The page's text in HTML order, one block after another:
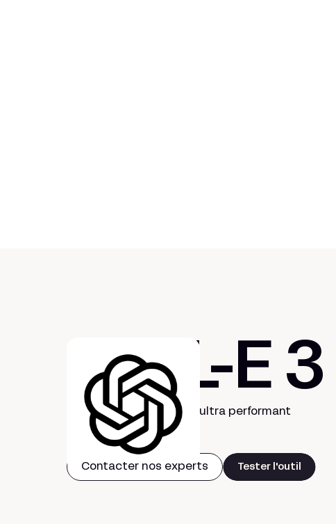
DALL-E 3
Générateur d’images IA ultra performant
Contacter nos experts Tester l'outil